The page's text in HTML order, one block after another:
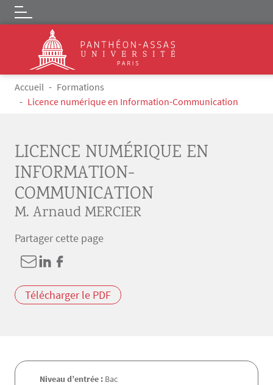
Aller au contenu principal
Logo
Fil d'Ariane
Accueil
Formations
Licence numérique en Information-Communication
LICENCE NUMÉRIQUE EN
INFORMATION-
COMMUNICATION
M. Arnaud MERCIER
Partager cette page
Télécharger le PDF
Niveau d’entrée : Bac